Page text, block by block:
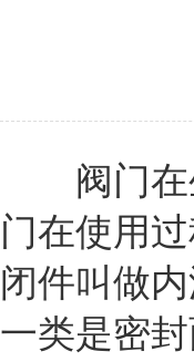
阀门在生
门在使用
闭件叫做
一类是密